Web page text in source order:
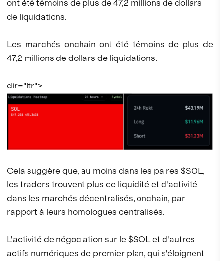
ont été témoins de plus de 47,2 millions de dollars
de liquidations.
Les marchés onchain ont été témoins de plus de
47,2 millions de dollars de liquidations.
dir="ltr">
Cela suggère que, au moins dans les paires $SOL,
les traders trouvent plus de liquidité et d'activité
dans les marchés décentralisés, onchain, par
rapport à leurs homologues centralisés.
L'activité de négociation sur le $SOL et d'autres
actifs numériques de premier plan, qui s'éloignent